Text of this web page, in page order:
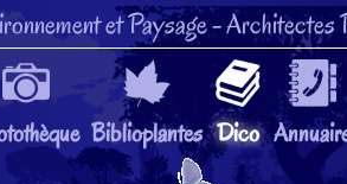
et Paysage- Architectes
Biblioplantes Dico